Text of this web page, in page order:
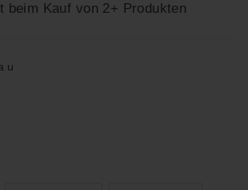
beim Kauf von 2+ Produkten